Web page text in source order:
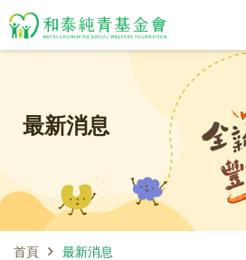
最新消息
首頁 最新消息